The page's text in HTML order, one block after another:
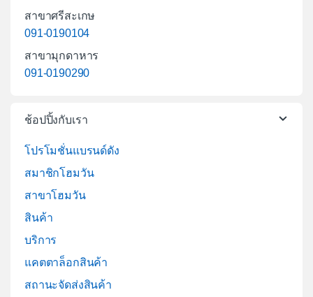
สาขาศรีสะเกษ
091-0190104
สาขามุกดาหาร
091-0190290
ช้อปปิ้งกับเรา
โปรโมชั่นแบรนด์ดัง
สมาชิกโฮมวัน
สาขาโฮมวัน
สินค้า
บริการ
แคตตาล็อกสินค้า
สถานะจัดส่งสินค้า